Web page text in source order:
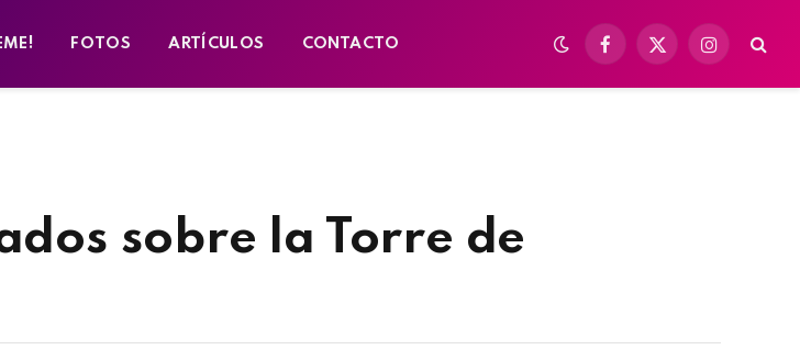
FOTOS ARTÍCULOS CONTACTO
Facebook
X
Instagram
sobre la Torre de